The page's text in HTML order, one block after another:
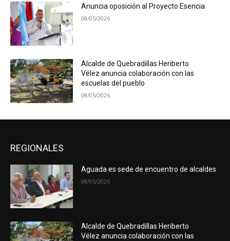
Anuncia oposición al Proyecto Esencia
08/05/2026
Alcalde de Quebradillas Heriberto
Vélez anuncia colaboración con las
escuelas del pueblo
08/05/2026
REGIONALES
Aguada es sede de encuentro de alcaldes
08/05/2026
Alcalde de Quebradillas Heriberto
Vélez anuncia colaboración con las